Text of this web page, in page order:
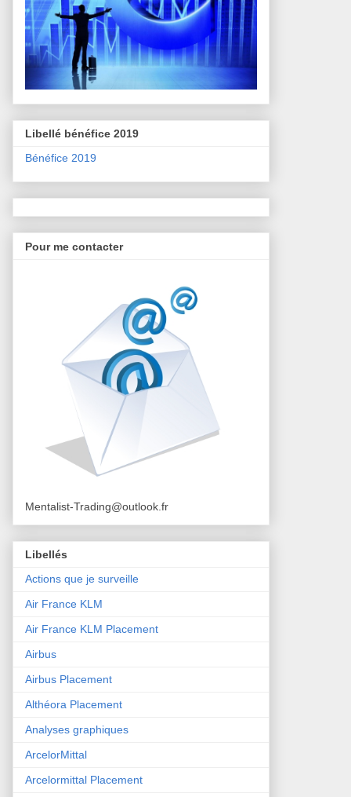
Libellé bénéfice 2019
Bénéfice 2019
Pour me contacter
Mentalist-Trading@outlook.fr
Libellés
Actions que je surveille
Air France KLM
Air France KLM Placement
Airbus
Airbus Placement
Althéora Placement
Analyses graphiques
ArcelorMittal
Arcelormittal Placement